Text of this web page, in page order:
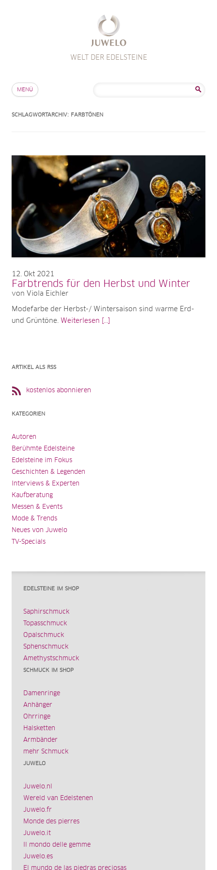
WELT DER EDELSTEINE
MENÜ
SCHLAGWORTARCHIV: FARBTÖNEN
12 Okt 2021
Farbtrends für den Herbst und Winter
von Viola Eichler
Modefarbe der Herbst-/ Wintersaison sind warme Erd-
und Grüntöne. Weiterlesen [...]
ARTIKEL ALS RSS
kostenlos abonnieren
KATEGORIEN
Autoren
Berühmte Edelsteine
Edelsteine im Fokus
Geschichten & Legenden
Interviews & Experten
Kaufberatung
Messen & Events
Mode & Trends
Neues von Juwelo
TV-Specials
EDELSTEINE IM SHOP
Saphirschmuck
Topasschmuck
Opalschmuck
Sphenschmuck
Amethystschmuck
SCHMUCK IM SHOP
Damenringe
Anhänger
Ohrringe
Halsketten
Armbänder
mehr Schmuck
JUWELO
Juwelo.nl
Wereld van Edelstenen
Juwelo.fr
Monde des pierres
Juwelo.it
Il mondo delle gemme
Juwelo.es
El mundo de las piedras preciosas